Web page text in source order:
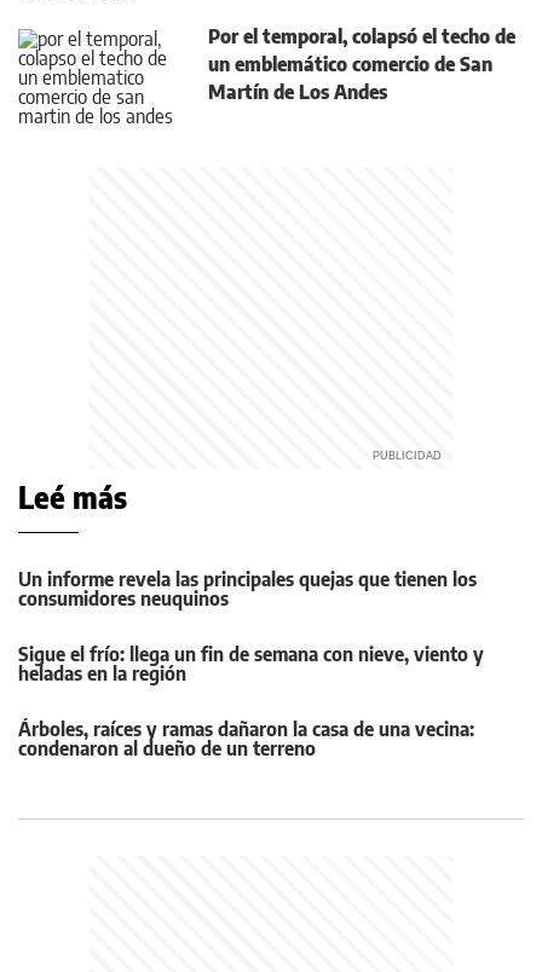
Por el temporal, colapsó el techo de
un emblemático comercio de San
Martín de Los Andes
Leé más
Un informe revela las principales quejas que tienen los
consumidores neuquinos
Sigue el frío: llega un fin de semana con nieve, viento y
heladas en la región
Árboles, raíces y ramas dañaron la casa de una vecina:
condenaron al dueño de un terreno